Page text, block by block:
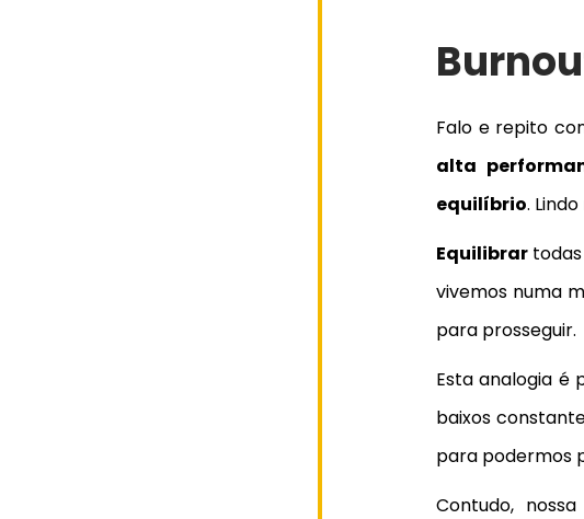
Falo e repito
alta
equilíbrio.
Equilibrar
vivemos numa
para prosseguir.
Esta analogia é
baixos
para podermos
Contudo, nossa